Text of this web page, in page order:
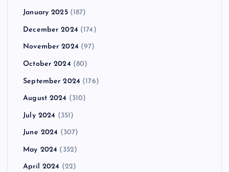
January 2025(187)
December 2024 (174)
November 2024 (97)
October 2024 (80)
September 2024 (176)
August 2024 (310)
July 2024 (351)
June 2024 (307)
May 2024 (352)
April 2024 (22)